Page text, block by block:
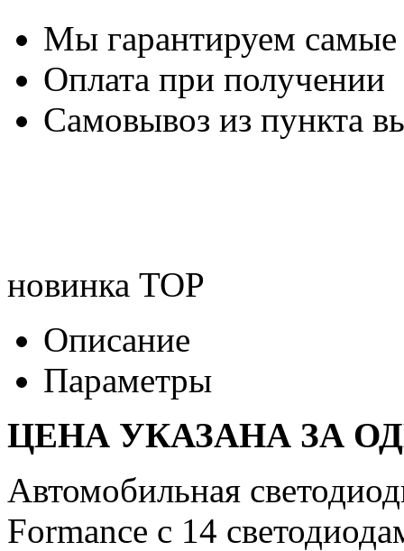
Мы гарантируем
Оплата при получении
Самовывоз из пункта
новинка TOP
Описание
Параметры
ЦЕНА УКАЗАНА ЗА
Автомобильная
Formance c 14